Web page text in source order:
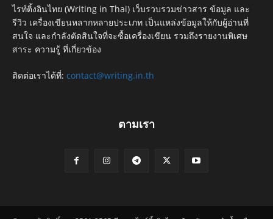
ไรท์ติ้งอินไทย (Writing in Thai) เว็บรวบรวมข่าวสาร ข้อมูล และ
รีวิว เครื่องเขียนหลากหลายประเภท เป็นแหล่งข้อมูลให้กับผู้อ่านที่
สนใจ และกำลังตัดสินใจที่จะซื้อเครื่องเขียน รวมถึงรายงานพิเศษ
สาระ ความรู้ ที่เกี่ยวข้อง
ติดต่อเราได้ที่: contact@writing.in.th
ตามเรา